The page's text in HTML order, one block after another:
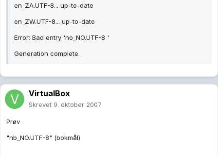
en_ZA.UTF-8... up-to-date
en_ZW.UTF-8... up-to-date
Error: Bad entry 'no_NO.UTF-8 '
Generation complete.
VirtualBox
Skrevet 9. oktober 2007
Prøv
"nb_NO.UTF-8" (bokmål)